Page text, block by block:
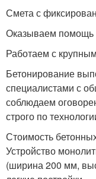
Смета с
Оказываем помощь
Работаем с
Бетонирование
специалистами с
соблюдаем
строго по
Стоимость
Устройство
(ширина 200 мм,